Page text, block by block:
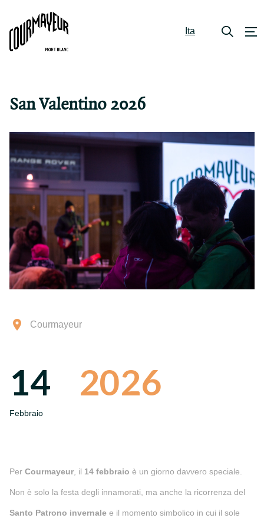
Ita
San Valentino 2026
Courmayeur
14
Febbraio
2026
Per Courmayeur , il 14 febbraio è un giorno davvero speciale.
Non è solo la festa degli innamorati, ma anche la ricorrenza del
Santo Patrono invernale e il momento simbolico in cui il sole